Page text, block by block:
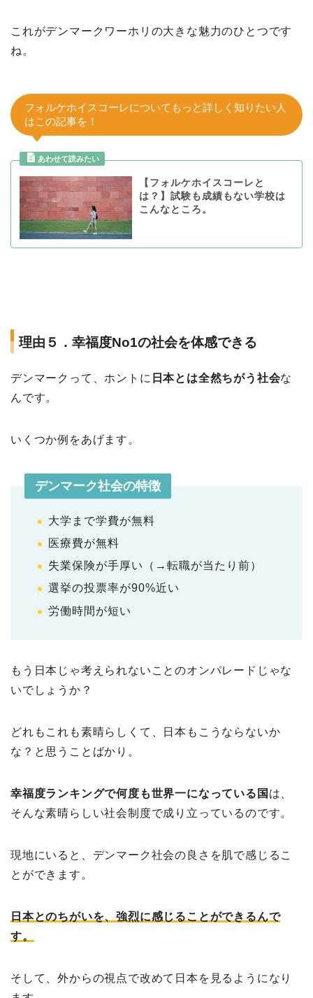
これがデンマークワーホリの大きな魅力のひとつです
ね。
フォルケホイスコーレについてもっと詳しく知りたい人
はこの記事を！
【フォルケホイスコーレと
は？】試験も成績もない学校は
こんなところ。
理由５．幸福度No1の社会を体感できる
デンマークって、ホントに 日本とは全然ちがう社会な
んです。
いくつか例をあげます。
デンマーク社会の特徴
大学まで学費が無料
医療費が無料
失業保険が手厚い（→転職が当たり前）
選挙の投票率が90%近い
労働時間が短い
もう日本じゃ考えられないことのオンパレードじゃな
いでしょうか？
どれもこれも素晴らしくて、日本もこうならないか
な？と思うことばかり。
幸福度ランキングで何度も世界一になっている国 は、
そんな素晴らしい社会制度で成り立っているのです。
現地にいると、デンマーク社会の良さを肌で感じるこ
とができます。
日本とのちがいを、強烈に感じることができるんで
す。
そして、外からの視点で改めて日本を見るようになり